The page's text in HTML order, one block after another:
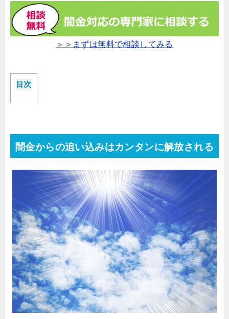
＞＞まずは無料で相談してみる
目次
闇金からの追い込みはカンタンに解放される